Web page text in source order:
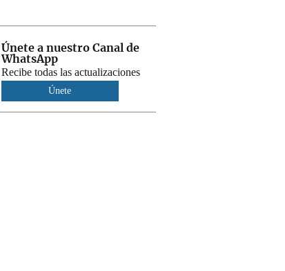
Únete a nuestro Canal de
WhatsApp
Recibe todas las actualizaciones
Únete